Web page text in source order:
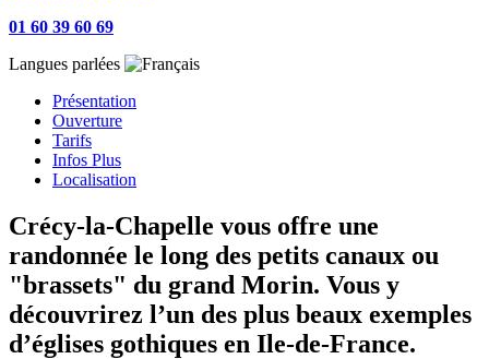
01 60 39 60 69
Langues parlées
Présentation
Ouverture
Tarifs
Infos Plus
Localisation
Crécy-la-Chapelle vous offre une
randonnée le long des petits canaux ou
"brassets" du grand Morin. Vous y
découvrirez l’un des plus beaux exemples
d’églises gothiques en Ile-de-France.